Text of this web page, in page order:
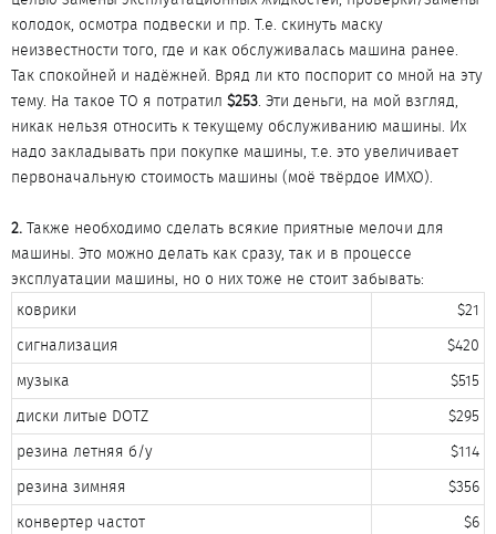
колодок, осмотра подвески и пр. Т.е. скинуть маску
неизвестности того, где и как обслуживалась машина ранее.
Так спокойней и надёжней. Вряд ли кто поспорит со мной на эту
тему. На такое ТО я потратил $253. Эти деньги, на мой взгляд,
никак нельзя относить к текущему обслуживанию машины. Их
надо закладывать при покупке машины, т.е. это увеличивает
первоначальную стоимость машины (моё твёрдое ИМХО).
2. Также необходимо сделать всякие приятные мелочи для
машины. Это можно делать как сразу, так и в процессе
эксплуатации машины, но о них тоже не стоит забывать:
коврики​
$21​
сигнализация​
$420​
музыка​
$515​
диски литые DOTZ​
$295​
резина летняя б/у​
$114​
резина зимняя​
$356​
конвертер частот​
$6​